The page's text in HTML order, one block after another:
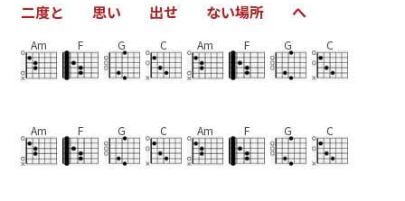
二度と 思い 出せ ない場所 へ
Am F G C Am F G C
Am F G C Am F G C